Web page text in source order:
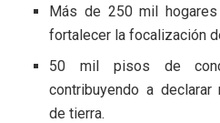
Más de 250 mil
fortalecer la focalización
50 mil pisos de
contribuyendo a
de tierra.